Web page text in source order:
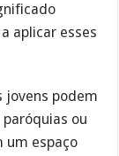
aplicar esses
jovens podem
ou
um espaço